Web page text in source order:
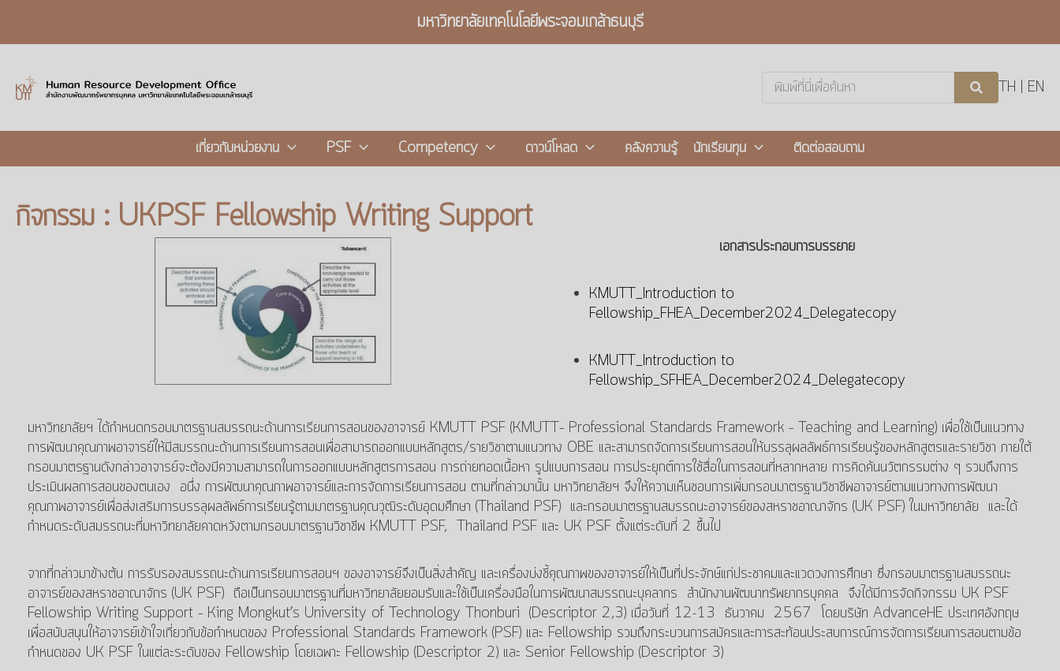
มหาวิทยาลัยเทคโนโลยีพระจอมเกล้าธนบุรี
Search
TH EN
เกี่ยวกับหน่วยงาน PSF Competency ดาวน์โหลด คลังความรู้ นักเรียนทุน ติดต่อสอบถาม
กิจกรรม : UKPSF Fellowship Writing Support
เอกสารประกอบการบรรยาย
KMUTT_Introduction to
Fellowship_FHEA_December2024_Delegatecopy
KMUTT_Introduction to
Fellowship_SFHEA_December2024_Delegatecopy
มหาวิทยาลัยฯ ได้กำหนดกรอบมาตรฐานสมรรถนะด้านการเรียนการสอนของอาจารย์ KMUTT PSF (KMUTT– Professional Standards Framework – Teaching and Learning) เพื่อใช้เป็นแนวทาง
การพัฒนาคุณภาพอาจารย์ให้มีสมรรถนะด้านการเรียนการสอนเพื่อสามารถออกแบบหลักสูตร/รายวิชาตามแนวทาง OBE และสามารถจัดการเรียนการสอนให้บรรลุผลลัพธ์การเรียนรู้ของหลักสูตรและรายวิชา ภายใต้
กรอบมาตรฐานดังกล่าวอาจารย์จะต้องมีความสามารถในการออกแบบหลักสูตรการสอน การถ่ายทอดเนื้อหา รูปแบบการสอน การประยุกต์การใช้สื่อในการสอนที่หลากหลาย การคิดค้นนวัตกรรมต่าง ๆ รวมถึงการ
ประเมินผลการสอนของตนเอง อนึ่ง การพัฒนาคุณภาพอาจารย์และการจัดการเรียนการสอน ตามที่กล่าวมานั้น มหาวิทยาลัยฯ จึงให้ความเห็นชอบการเพิ่มกรอบมาตรฐานวิชาชีพอาจารย์ตามแนวทางการพัฒนา
คุณภาพอาจารย์เพื่อส่งเสริมการบรรลุผลลัพธ์การเรียนรู้ตามมาตรฐานคุณวุฒิระดับอุดมศึกษา (Thailand PSF) และกรอบมาตรฐานสมรรถนะอาจารย์ของสหราชอาณาจักร (UK PSF) ในมหาวิทยาลัย และได้
กำหนดระดับสมรรถนะที่มหาวิทยาลัยคาดหวังตามกรอบมาตรฐานวิชาชีพ KMUTT PSF, Thailand PSF และ UK PSF ตั้งแต่ระดับที่ 2 ขึ้นไป
จากที่กล่าวมาข้างต้น การรับรองสมรรถนะด้านการเรียนการสอนฯ ของอาจารย์จึงเป็นสิ่งสำคัญ และเครื่องบ่งชี้คุณภาพของอาจารย์ให้เป็นที่ประจักษ์แก่ประชาคมและแวดวงการศึกษา ซึ่งกรอบมาตรฐานสมรรถนะ
อาจารย์ของสหราชอาณาจักร (UK PSF) ถือเป็นกรอบมาตรฐานที่มหาวิทยาลัยยอมรับและใช้เป็นเครื่องมือในการพัฒนาสมรรถนะบุคลากร สำนักงานพัฒนาทรัพยากรบุคคล จึงได้มีการจัดกิจกรรม UK PSF
Fellowship Writing Support – King Mongkut’s University of Technology Thonburi (Descriptor 2,3) เมื่อวันที่ 12-13 ธันวาคม 2567 โดยบริษัท AdvanceHE ประเทศอังกฤษ
เพื่อสนับสนุนให้อาจารย์เข้าใจเกี่ยวกับข้อกำหนดของ Professional Standards Framework (PSF) และ Fellowship รวมถึงกระบวนการสมัครและการสะท้อนประสบการณ์การจัดการเรียนการสอนตามข้อ
กำหนดของ UK PSF ในแต่ละระดับของ Fellowship โดยเฉพาะ Fellowship (Descriptor 2) และ Senior Fellowship (Descriptor 3)